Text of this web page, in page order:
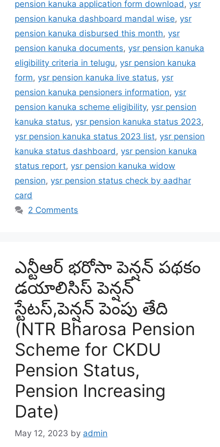
pension kanuka application form download, ysr
pension kanuka dashboard mandal wise, ysr
pension kanuka disbursed this month, ysr
pension kanuka documents, ysr pension kanuka
eligibility criteria in telugu, ysr pension kanuka
form, ysr pension kanuka live status, ysr
pension kanuka pensioners information, ysr
pension kanuka scheme eligibility, ysr pension
kanuka status, ysr pension kanuka status 2023,
ysr pension kanuka status 2023 list, ysr pension
kanuka status dashboard, ysr pension kanuka
status report, ysr pension kanuka widow
pension, ysr pension status check by aadhar
card
2 Comments
ఎన్టీఆర్ భరోసా పెన్షన్ పథకం
డయాలిసిస్ పెన్షన్
స్టేటస్,పెన్షన్ పెంపు తేది
(NTR Bharosa Pension
Scheme for CKDU
Pension Status,
Pension Increasing
Date)
May 12, 2023 by admin